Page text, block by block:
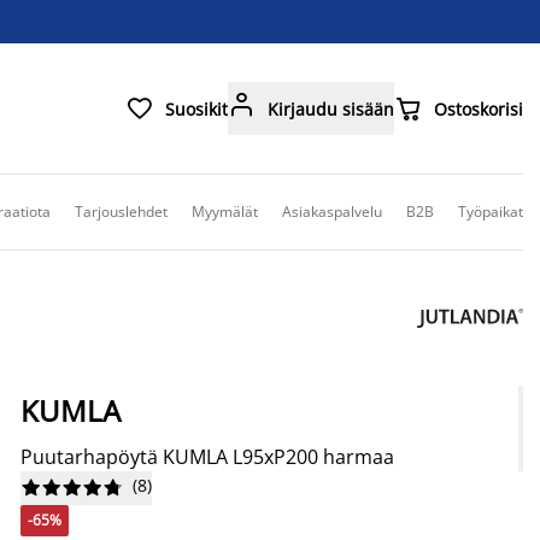
 Suosikit Kirjaudu sisään Ostoskorisi
Tarjouslehdet Myymälät Asiakaspalvelu B2B Työpaikat
KUMLA
Puutarhapöytä KUMLA L95xP200 harmaa





 (8)
-65%